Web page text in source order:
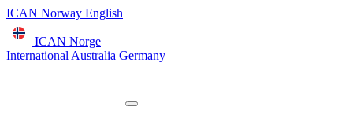
ICAN Norway English
ICAN Norge
International Australia Germany